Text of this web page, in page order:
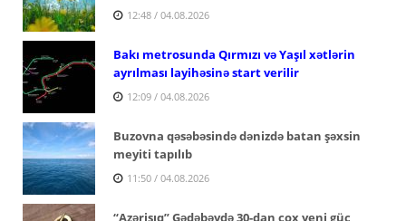
12:48 / 04.08.2026
Bakı metrosunda Qırmızı və Yaşıl xətlərin
ayrılması layihəsinə start verilir
12:09 / 04.08.2026
Buzovna qəsəbəsində dənizdə batan şəxsin
meyiti tapılıb
11:50 / 04.08.2026
“Azərişıq” Gədəbəydə 30-dan çox yeni güc